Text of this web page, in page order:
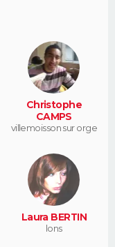
Christophe
CAMPS
villemoisson sur orge
Laura BERTIN
lons